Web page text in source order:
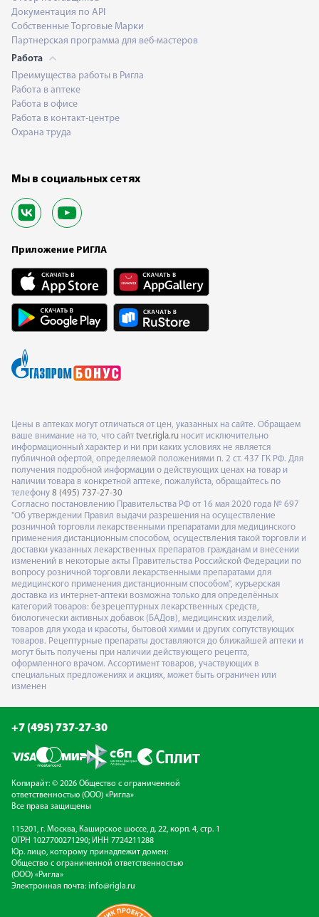
Документация по API
Собственные Торговые Марки
Партнерская программа для веб-мастеров
Работа
Преимущества работы в Ригла
Работа в аптеке
Работа в офисе
Работа в контакт-центре
Охрана труда
Мы в социальных сетях
Приложение РИГЛА
Цены в аптеках могут отличаться от цен, указанных на сайте. Обращаем
ваше внимание на то, что сайт tver.rigla.ru носит исключительно
информационный характер и ни при каких условиях не является
публичной офертой, определяемой положениями п. 2 ст. 437 ГК РФ. Для
получения подробной информации о действующих ценах на товар и
наличии товара в конкретной аптеке, пожалуйста, обращайтесь по
телефону 8 (495) 737-27-30
Согласно постановлению Правительства РФ от 16 мая 2020 года № 697
"Об утверждении Правил выдачи разрешения на осуществление
розничной торговли лекарственными препаратами для медицинского
применения дистанционным способом, осуществления такой торговли и
доставки указанных лекарственных препаратов гражданам и внесении
изменений в некоторые акты Правительства Российской Федерации по
вопросу розничной торговли лекарственными препаратами для
медицинского применения дистанционным способом", курьерская
доставка из интернет-аптеки возможна только для определённых
категорий товаров: безрецептурных лекарственных средств,
биологически активных добавок (БАДов), медицинских изделий,
товаров для ухода и красоты, бытовой химии и других сопутствующих
товаров. Рецептурные препараты доставляются до ближайшей аптеки и
могут быть получены при наличии действующего рецепта,
оформленного врачом. Ассортимент товаров, участвующих в
специальных предложениях и акциях, может быть ограничен или
изменен
+7 (495) 737-27-30
Копирайт: © 2026 Общество с ограниченной
ответственностью (ООО) «Ригла»
Все права защищены
115201, г. Москва, Каширское шоссе, д. 22, корп. 4, стр. 1
ОГРН 1027700271290; ИНН 7724211288
Юр. лицо, которому принадлежит домен:
Общество с ограниченной ответственностью
(ООО) «Ригла»
Электронная почта: info@rigla.ru